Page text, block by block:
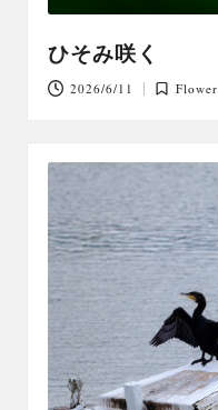
ひそみ咲く
2026/6/11
Posted
Flower